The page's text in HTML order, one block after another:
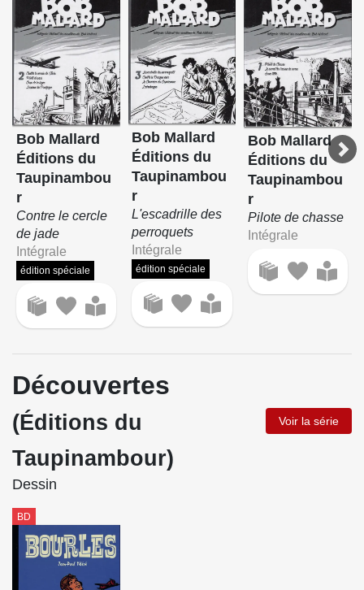
Bob Mallard
Éditions du
Taupinambou
r
Contre le cercle
de jade
Intégrale
édition spéciale
Bob Mallard
Éditions du
Taupinambou
r
L'escadrille des
perroquets
Intégrale
édition spéciale
Bob Mallard
Éditions du
Taupinambou
r
Pilote de chasse
Intégrale
Découvertes
(Éditions du
Taupinambour)
Voir la série
Dessin
BD